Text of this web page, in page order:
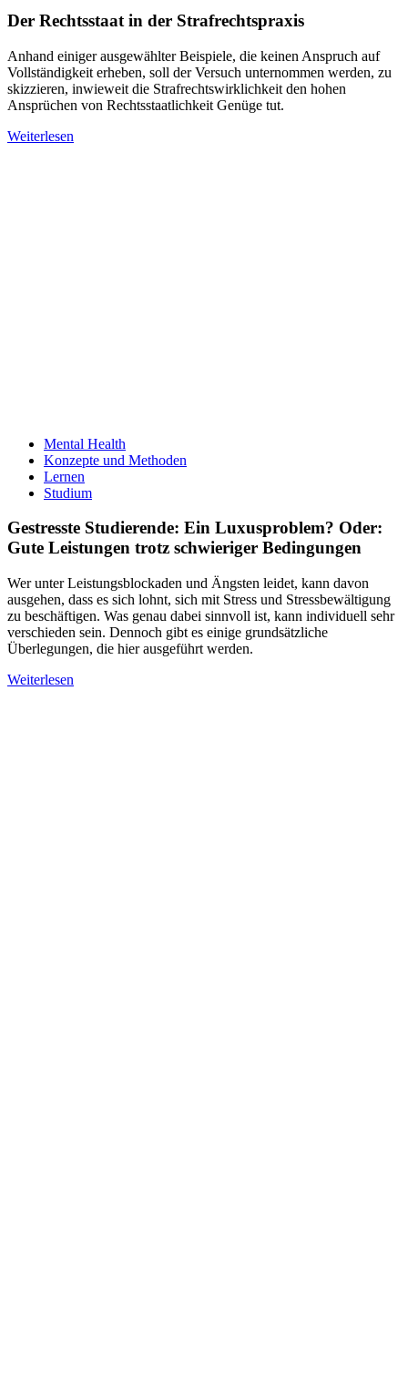
Der Rechtsstaat in der Strafrechtspraxis
Anhand einiger ausgewählter Beispiele, die keinen Anspruch auf
Vollständigkeit erheben, soll der Versuch unternommen werden, zu
skizzieren, inwieweit die Strafrechtswirklichkeit den hohen
Ansprüchen von Rechtsstaatlichkeit Genüge tut.
Weiterlesen
Mental Health
Konzepte und Methoden
Lernen
Studium
Gestresste Studierende: Ein Luxusproblem? Oder:
Gute Leistungen trotz schwieriger Bedingungen
Wer unter Leistungsblockaden und Ängsten leidet, kann davon
ausgehen, dass es sich lohnt, sich mit Stress und Stressbewältigung
zu beschäftigen. Was genau dabei sinnvoll ist, kann individuell sehr
verschieden sein. Dennoch gibt es einige grundsätzliche
Überlegungen, die hier ausgeführt werden.
Weiterlesen